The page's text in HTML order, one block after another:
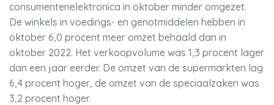
consumentenelektronica in oktober minder omgezet.
De winkels in voedings- en genotmiddelen hebben in
oktober 6,0 procent meer omzet behaald dan in
oktober 2022. Het verkoopvolume was 1,3 procent lager
dan een jaar eerder. De omzet van de supermarkten lag
6,4 procent hoger, de omzet van de speciaalzaken was
3,2 procent hoger.